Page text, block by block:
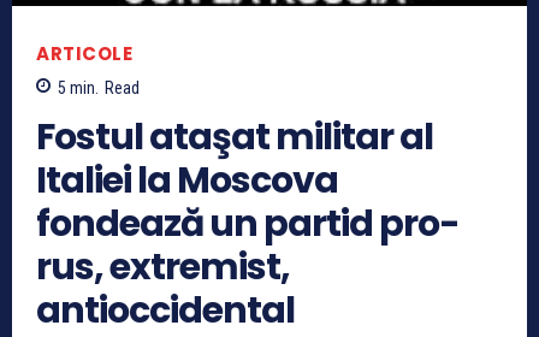
ARTICOLE
5 min. Read
Fostul ataşat militar al
Italiei la Moscova
fondează un partid pro-
rus, extremist,
antioccidental